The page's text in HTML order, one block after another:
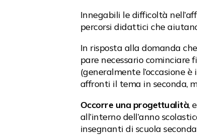
Innegabili le difficoltà
percorsi didattici che
In risposta alla domanda
pare necessario cominciare
(generalmente l’occasione
affronti il tema in seconda,
Occorre una progettualità,
all’interno dell’anno
insegnanti di scuola